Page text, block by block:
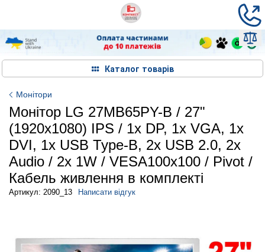
Каталог товарів
Монітори
Монітор LG 27MB65PY-B / 27"
(1920x1080) IPS / 1x DP, 1x VGA, 1x
DVI, 1x USB Type-B, 2x USB 2.0, 2x
Audio / 2х 1W / VESA100x100 / Pivot /
Кабель живлення в комплекті
Артикул: 2090_13 Написати відгук